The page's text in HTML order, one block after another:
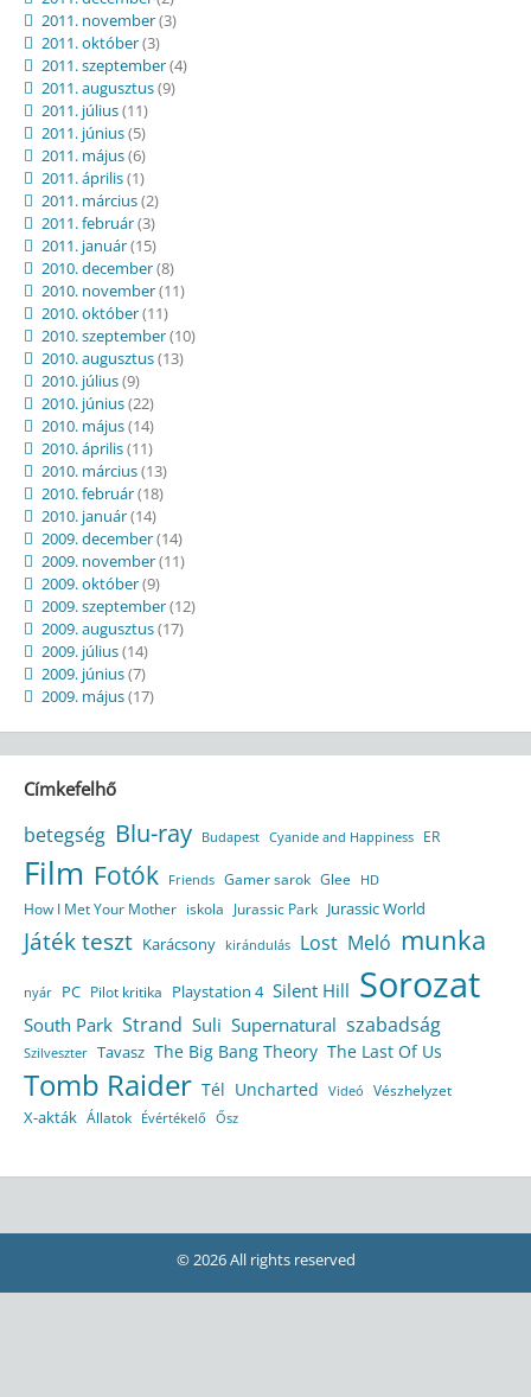
2011. november(3)
2011. október(3)
2011. szeptember(4)
2011. augusztus(9)
2011. július(11)
2011. június(5)
2011. május(6)
2011. április(1)
2011. március(2)
2011. február(3)
2011. január(15)
2010. december(8)
2010. november(11)
2010. október(11)
2010. szeptember(10)
2010. augusztus(13)
2010. július(9)
2010. június(22)
2010. május(14)
2010. április(11)
2010. március(13)
2010. február(18)
2010. január(14)
2009. december(14)
2009. november(11)
2009. október(9)
2009. szeptember(12)
2009. augusztus(17)
2009. július(14)
2009. június(7)
2009. május(17)
Címkefelhő
betegség Blu-ray Budapest Cyanide and Happiness ER
Film Fotók Friends Gamer sarok Glee HD
How I Met Your Mother iskola Jurassic Park Jurassic World
Játék teszt Karácsony kirándulás Lost Meló munka
nyár PC Pilot kritika Playstation 4 Silent Hill Sorozat
South Park Strand Suli Supernatural szabadság
Szilveszter Tavasz The Big Bang Theory The Last Of Us
Tomb Raider Tél Uncharted Videó Vészhelyzet
X-akták Állatok Évértékelő Ősz
© 2026 All rights reserved